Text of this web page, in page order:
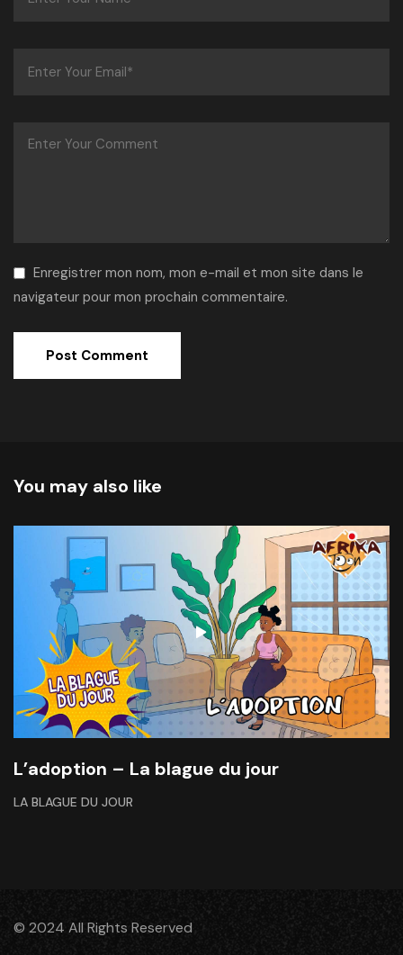
Enregistrer mon nom, mon e-mail et mon site dans le
navigateur pour mon prochain commentaire.
You may also like
L’adoption – La blague du jour
LA BLAGUE DU JOUR
© 2024 All Rights Reserved